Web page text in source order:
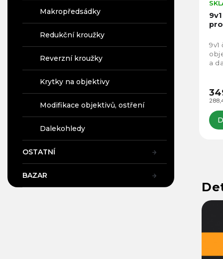
Makropředsádky
Redukční kroužky
Reverzní kroužky
Krytky na objektivy
Modifikace objektivů, ostření
Dalekohledy
OSTATNÍ
BAZAR
9v1
a